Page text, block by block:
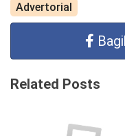
Advertorial
Related Posts